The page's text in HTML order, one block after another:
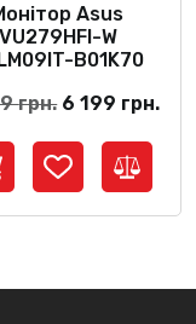
Asus
VU279HFI-W
B01K70
грн. Оригінальна
6
999 грн..
6 199 грн.